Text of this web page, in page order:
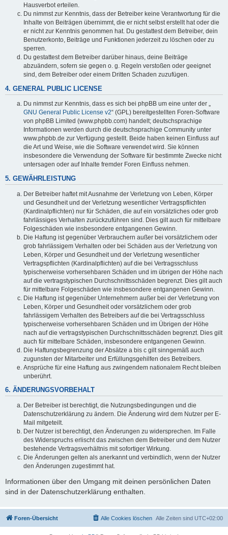
Hausverbot erteilen.
Du nimmst zur Kenntnis, dass der Betreiber keine Verantwortung für die
Inhalte von Beiträgen übernimmt, die er nicht selbst erstellt hat oder die
er nicht zur Kenntnis genommen hat. Du gestattest dem Betreiber, dein
Benutzerkonto, Beiträge und Funktionen jederzeit zu löschen oder zu
sperren.
Du gestattest dem Betreiber darüber hinaus, deine Beiträge
abzuändern, sofern sie gegen o. g. Regeln verstoßen oder geeignet
sind, dem Betreiber oder einem Dritten Schaden zuzufügen.
4. GENERAL PUBLIC LICENSE
Du nimmst zur Kenntnis, dass es sich bei phpBB um eine unter der „
GNU General Public License v2“ (GPL) bereitgestellten Foren-Software
von phpBB Limited (www.phpbb.com) handelt; deutschsprachige
Informationen werden durch die deutschsprachige Community unter
www.phpbb.de zur Verfügung gestellt. Beide haben keinen Einfluss auf
die Art und Weise, wie die Software verwendet wird. Sie können
insbesondere die Verwendung der Software für bestimmte Zwecke nicht
untersagen oder auf Inhalte fremder Foren Einfluss nehmen.
5. GEWÄHRLEISTUNG
Der Betreiber haftet mit Ausnahme der Verletzung von Leben, Körper
und Gesundheit und der Verletzung wesentlicher Vertragspflichten
(Kardinalpflichten) nur für Schäden, die auf ein vorsätzliches oder grob
fahrlässiges Verhalten zurückzuführen sind. Dies gilt auch für mittelbare
Folgeschäden wie insbesondere entgangenen Gewinn.
Die Haftung ist gegenüber Verbrauchern außer bei vorsätzlichem oder
grob fahrlässigem Verhalten oder bei Schäden aus der Verletzung von
Leben, Körper und Gesundheit und der Verletzung wesentlicher
Vertragspflichten (Kardinalpflichten) auf die bei Vertragsschluss
typischerweise vorhersehbaren Schäden und im übrigen der Höhe nach
auf die vertragstypischen Durchschnittsschäden begrenzt. Dies gilt auch
für mittelbare Folgeschäden wie insbesondere entgangenen Gewinn.
Die Haftung ist gegenüber Unternehmern außer bei der Verletzung von
Leben, Körper und Gesundheit oder vorsätzlichem oder grob
fahrlässigem Verhalten des Betreibers auf die bei Vertragsschluss
typischerweise vorhersehbaren Schäden und im Übrigen der Höhe
nach auf die vertragstypischen Durchschnittsschäden begrenzt. Dies gilt
auch für mittelbare Schäden, insbesondere entgangenen Gewinn.
Die Haftungsbegrenzung der Absätze a bis c gilt sinngemäß auch
zugunsten der Mitarbeiter und Erfüllungsgehilfen des Betreibers.
Ansprüche für eine Haftung aus zwingendem nationalem Recht bleiben
unberührt.
6. ÄNDERUNGSVORBEHALT
Der Betreiber ist berechtigt, die Nutzungsbedingungen und die
Datenschutzerklärung zu ändern. Die Änderung wird dem Nutzer per E-
Mail mitgeteilt.
Der Nutzer ist berechtigt, den Änderungen zu widersprechen. Im Falle
des Widerspruchs erlischt das zwischen dem Betreiber und dem Nutzer
bestehende Vertragsverhältnis mit sofortiger Wirkung.
Die Änderungen gelten als anerkannt und verbindlich, wenn der Nutzer
den Änderungen zugestimmt hat.
Informationen über den Umgang mit deinen persönlichen Daten
sind in der Datenschutzerklärung enthalten.
Foren-Übersicht Alle Zeiten sind UTC+02:00
Alle Cookies löschen